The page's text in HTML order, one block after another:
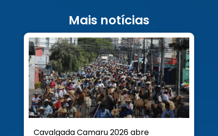
Mais notícias
Cavalgada Camaru 2026 abre